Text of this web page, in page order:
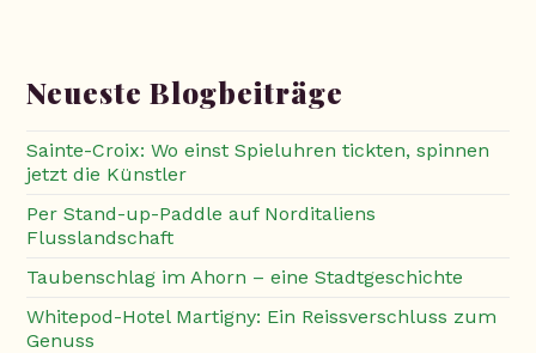
Neueste Blogbeiträge
Sainte-Croix: Wo einst Spieluhren tickten, spinnen
jetzt die Künstler
Per Stand-up-Paddle auf Norditaliens
Flusslandschaft
Taubenschlag im Ahorn – eine Stadtgeschichte
Whitepod-Hotel Martigny: Ein Reissverschluss zum
Genuss